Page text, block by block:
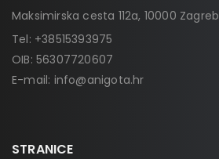
Maksimirska cesta 112a, 10000 Zagreb
Tel: +38515393975
OIB: 56307720607
E-mail: info@anigota.hr
STRANICE